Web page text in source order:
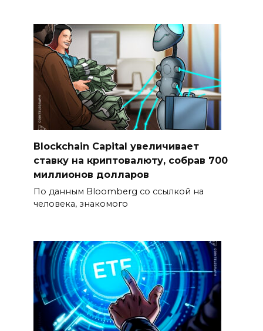
Blockchain Capital увеличивает
ставку на криптовалюту, собрав 700
миллионов долларов
По данным Bloomberg со ссылкой на
человека, знакомого